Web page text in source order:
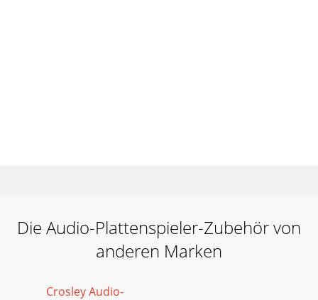
Die Audio-Plattenspieler-Zubehör von
anderen Marken
Crosley Audio-